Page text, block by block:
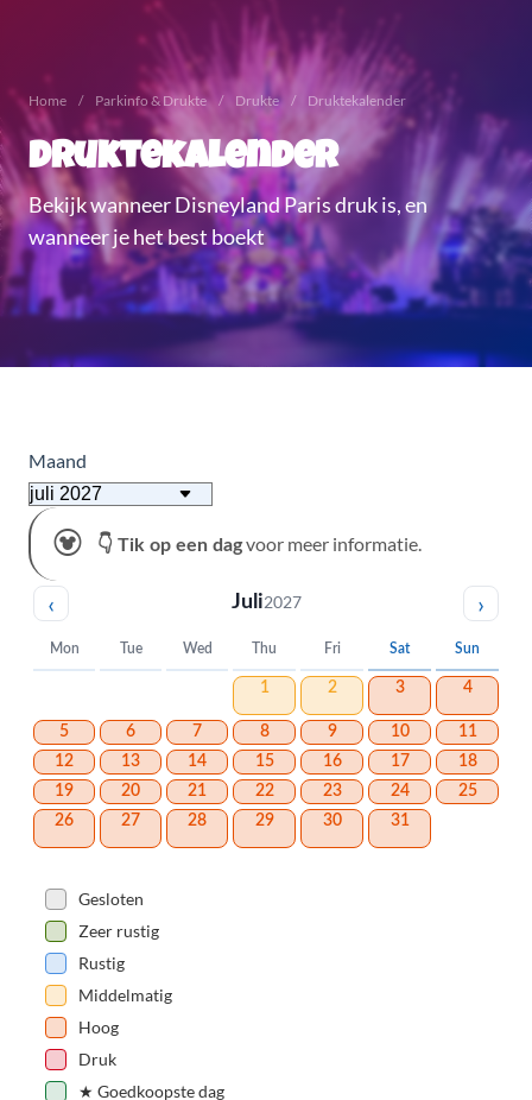
Home Parkinfo & Drukte Drukte Druktekalender
Druktekalender
Bekijk wanneer Disneyland Paris druk is, en
wanneer je het best boekt
Maand
👇 Tik op een dagvoor meer informatie.
‹ Juli2027 ›
Mon Tue Wed Thu Fri Sat Sun
1 2 3 4
5 6 7 8 9 10
11
12
13 14 15 16 17
18
19
20 21 22 23 24
25
26
27 28 29 30 31
Gesloten
Zeer rustig
Rustig
Middelmatig
Hoog
Druk
★ Goedkoopste dag